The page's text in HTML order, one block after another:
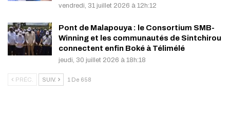
vendredi, 31 juillet 2026 à 12h:12
Pont de Malapouya : le Consortium SMB-
Winning et les communautés de Sintchirou
connectent enfin Boké à Télimélé
jeudi, 30 juillet 2026 à 18h:18
PRÉC. SUIV. 1 De 658